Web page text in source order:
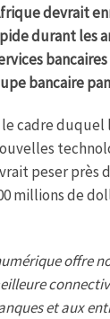
devrait
durant les
bancaire
cadre duquel
peser près
millions de
offre
et aux